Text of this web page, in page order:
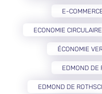
E-
ECONOMIE CIRCULAIRE
ÉCONOMIE
EDMOND DE
EDMOND DE